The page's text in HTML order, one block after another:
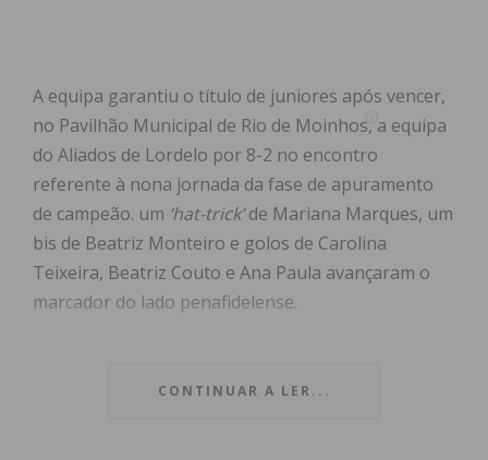
A equipa garantiu o título de juniores após vencer,
no Pavilhão Municipal de Rio de Moinhos, a equipa
do Aliados de Lordelo por 8-2 no encontro
referente à nona jornada da fase de apuramento
de campeão. um ‘hat-trick’de Mariana Marques, um
bis de Beatriz Monteiro e golos de Carolina
Teixeira, Beatriz Couto e Ana Paula avançaram o
marcador do lado penafidelense.
comunicado do clube, “o trabalho e a
CONTINUAR A LER...